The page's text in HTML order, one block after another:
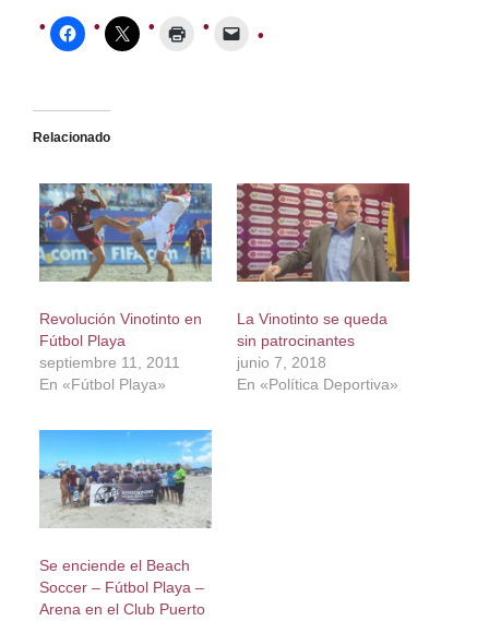
Relacionado
Revolución Vinotinto en
Fútbol Playa
septiembre 11, 2011
En «Fútbol Playa»
La Vinotinto se queda
sin patrocinantes
junio 7, 2018
En «Política Deportiva»
Se enciende el Beach
Soccer – Fútbol Playa –
Arena en el Club Puerto